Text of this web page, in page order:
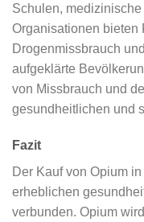
Schulen,
Organisationen bieten
Drogenmissbrauch
aufgeklärte
von Missbrauch und
gesundheitlichen und
Fazit
Der Kauf von Opium
erheblichen
verbunden. Opium